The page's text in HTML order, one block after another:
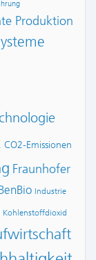
Produktion
CO2-Emissionen
Fraunhofer
Industrie
Kohlenstoffdioxid